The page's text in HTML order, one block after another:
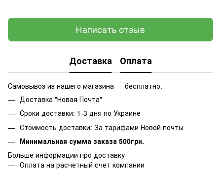
Написать отзыв
Доставка Оплата
Самовывоз из нашего магазина — бесплатно.
Доставка "Новая Почта"
Сроки доставки: 1-3 дня по Украине
Стоимость доставки: За тарифами Новой почты
Минимальная сумма заказа 500грн.
Больше информации про доставку
Оплата на расчетный счет компании